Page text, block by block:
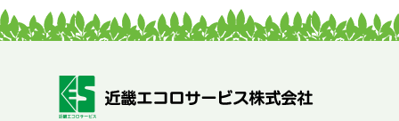
ケミカルリサイクル
サーマルリサイクル
罰則
スプレー缶
自転車 廃棄業者
情報漏洩
ハードディスク
廃棄物処理問題
産廃業者 ごみの処分
環境